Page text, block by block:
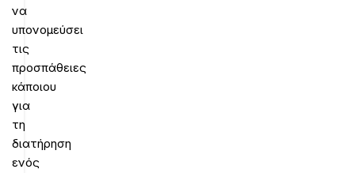
να
υπονομεύσει
τις
προσπάθειες
κάποιου
για
τη
διατήρηση
ενός